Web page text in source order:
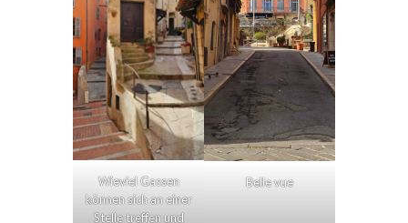
Wieviel Gassen
können sich an einer
Stelle treffen und
Belle vue